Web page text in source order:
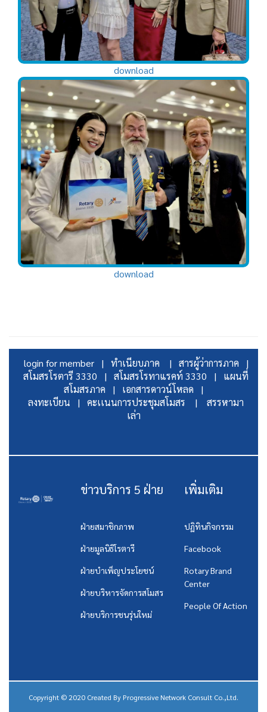
download
download
login for member | ทำเนียบภาค |
สารผู้ว่าการภาค |
สโมสรโรตารี 3330 |
สโมสรโรทาแรคท์ 3330 |
แผนที่
สโมสรภาค |
เอกสารดาวน์โหลด |
ลงทะเบียน |
คะเเนนการประชุมสโมสร |
สรรหามา
เล่า
ข่าวบริการ 5 ฝ่าย
ฝ่ายสมาชิกภาพ
ฝ่ายมูลนิธิโรตารี
ฝ่ายบำเพ็ญประโยชน์
ฝ่ายบริหารจัดการสโมสร
ฝ่ายบริการชนรุ่นใหม่
เพิ่มเติม
ปฏิทินกิจกรรม
Facebook
Rotary Brand
Center
People Of Action
Copyright © 2020 Created By Progressive Network Consult Co.,Ltd.